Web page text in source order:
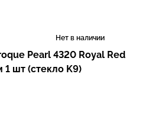
Нет в наличии
Pearl 4320 Royal Red
шт (стекло K9)